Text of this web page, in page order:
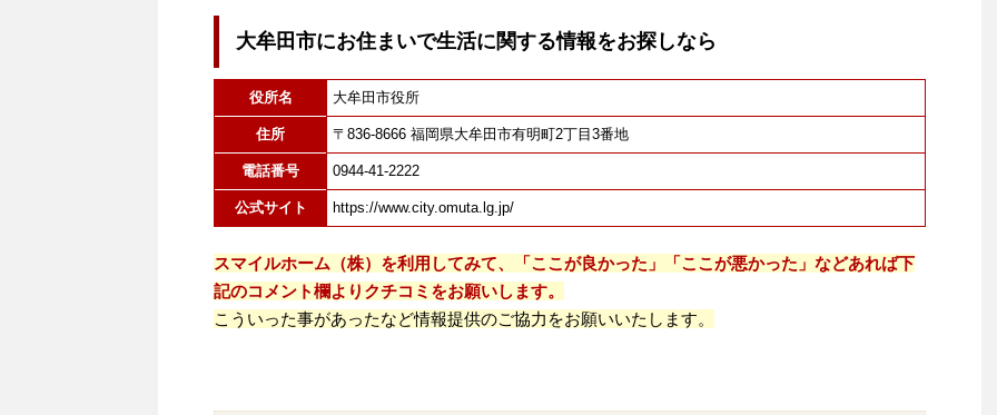
大牟田市にお住まいで生活に関する情報をお探しなら
役所名 大牟田市役所
住所 〒836-8666 福岡県大牟田市有明町2丁目3番地
電話番号 0944-41-2222
公式サイト https://www.city.omuta.lg.jp/
スマイルホーム（株）を利用してみて、「ここが良かった」「ここが悪かった」などあれば下
記のコメント欄よりクチコミをお願いします。
こういった事があったなど情報提供のご協力をお願いいたします。